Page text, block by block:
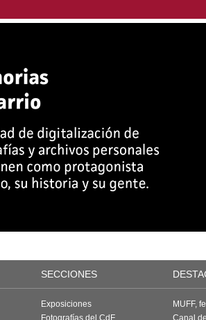
SECCIONES
Exposiciones
Fotografías del CdF
MUFF,
Canal